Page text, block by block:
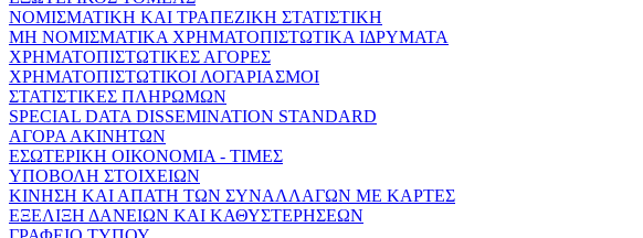
ΝΟΜΙΣΜΑΤΙΚΗ ΚΑΙ ΤΡΑΠΕΖΙΚΗ ΣΤΑΤΙΣΤΙΚΗ
ΜΗ ΝΟΜΙΣΜΑΤΙΚΑ ΧΡΗΜΑΤΟΠΙΣΤΩΤΙΚΑ ΙΔΡΥΜΑΤΑ
ΧΡΗΜΑΤΟΠΙΣΤΩΤΙΚΕΣ ΑΓΟΡΕΣ
ΧΡΗΜΑΤΟΠΙΣΤΩΤΙΚΟΙ ΛΟΓΑΡΙΑΣΜΟΙ
ΣΤΑΤΙΣΤΙΚΕΣ ΠΛΗΡΩΜΩΝ
SPECIAL DATA DISSEMINATION STANDARD
ΑΓΟΡΑ ΑΚΙΝΗΤΩΝ
ΕΣΩΤΕΡΙΚΗ ΟΙΚΟΝΟΜΙΑ - ΤΙΜΕΣ
ΥΠΟΒΟΛΗ ΣΤΟΙΧΕΙΩΝ
ΚΙΝΗΣΗ ΚΑΙ ΑΠΑΤΗ ΤΩΝ ΣΥΝΑΛΛΑΓΩΝ ΜΕ ΚΑΡΤΕΣ
ΕΞΕΛΙΞΗ ΔΑΝΕΙΩΝ ΚΑΙ ΚΑΘΥΣΤΕΡΗΣΕΩΝ